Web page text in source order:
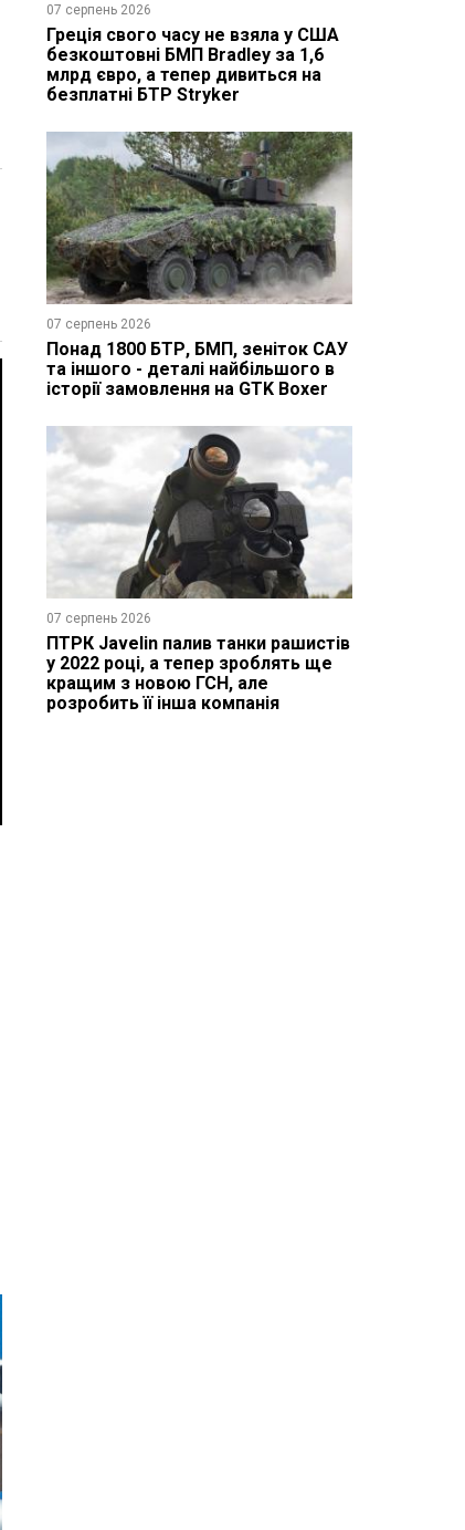
07 серпень 2026
Греція свого часу не взяла у США
безкоштовні БМП Bradley за 1,6
млрд євро, а тепер дивиться на
безплатні БТР Stryker
07 серпень 2026
Понад 1800 БТР, БМП, зеніток САУ
та іншого - деталі найбільшого в
історії замовлення на GTK Boxer
07 серпень 2026
ПТРК Javelin палив танки рашистів
у 2022 році, а тепер зроблять ще
кращим з новою ГСН, але
розробить її інша компанія